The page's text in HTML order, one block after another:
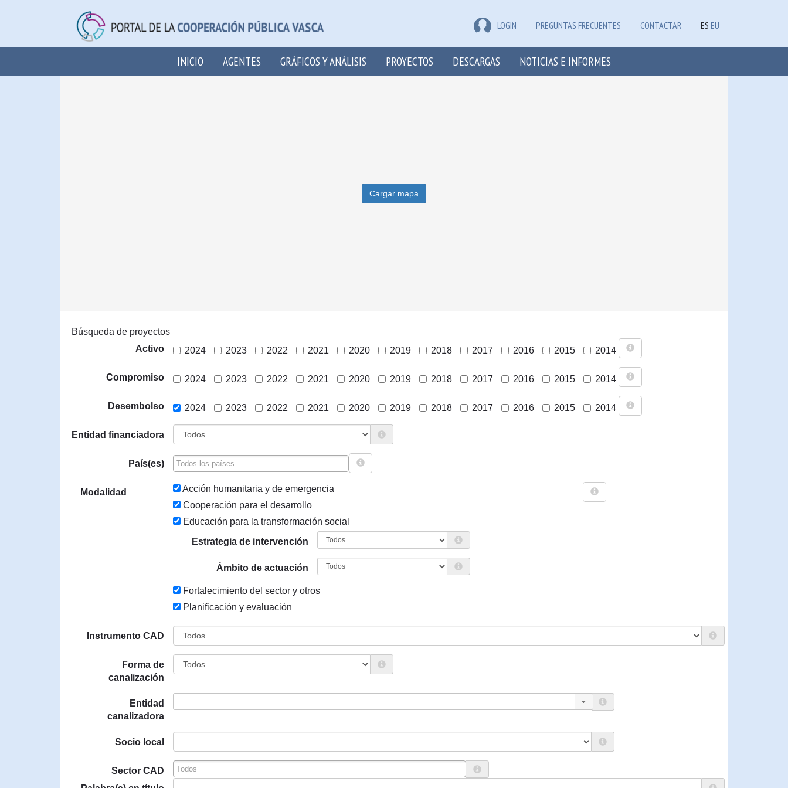
LOGIN PREGUNTAS FRECUENTES CONTACTAR ES EU
INICIO AGENTES GRÁFICOS Y ANÁLISIS PROYECTOS DESCARGAS NOTICIAS E INFORMES
Cargar mapa
Búsqueda de proyectos
Activo
2024 2023 2022 2021 2020 2019 2018 2017 2016 2015 2014
Compromiso 2024 2023 2022 2021 2020 2019 2018 2017 2016 2015 2014
Desembolso 2024 2023 2022 2021 2020 2019 2018 2017 2016 2015 2014
Entidad financiadora
País(es)
Modalidad
Acción humanitaria y de emergencia
Cooperación para el desarrollo
Educación para la transformación social
Estrategia de intervención
Ámbito de actuación
Fortalecimiento del sector y otros
Planificación y evaluación
Instrumento CAD
Forma de
canalización
Entidad
canalizadora
Socio local
Sector CAD